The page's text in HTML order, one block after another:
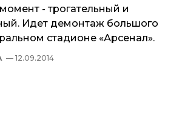
- трогательный и
Идет демонтаж большого
стадионе «Арсенал».
— 12.09.2014